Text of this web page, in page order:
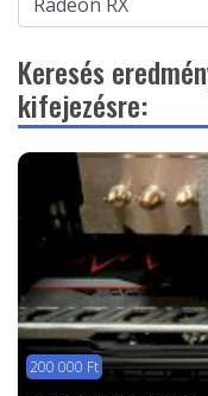
Keresés
kifejezésre:
200 000 Ft